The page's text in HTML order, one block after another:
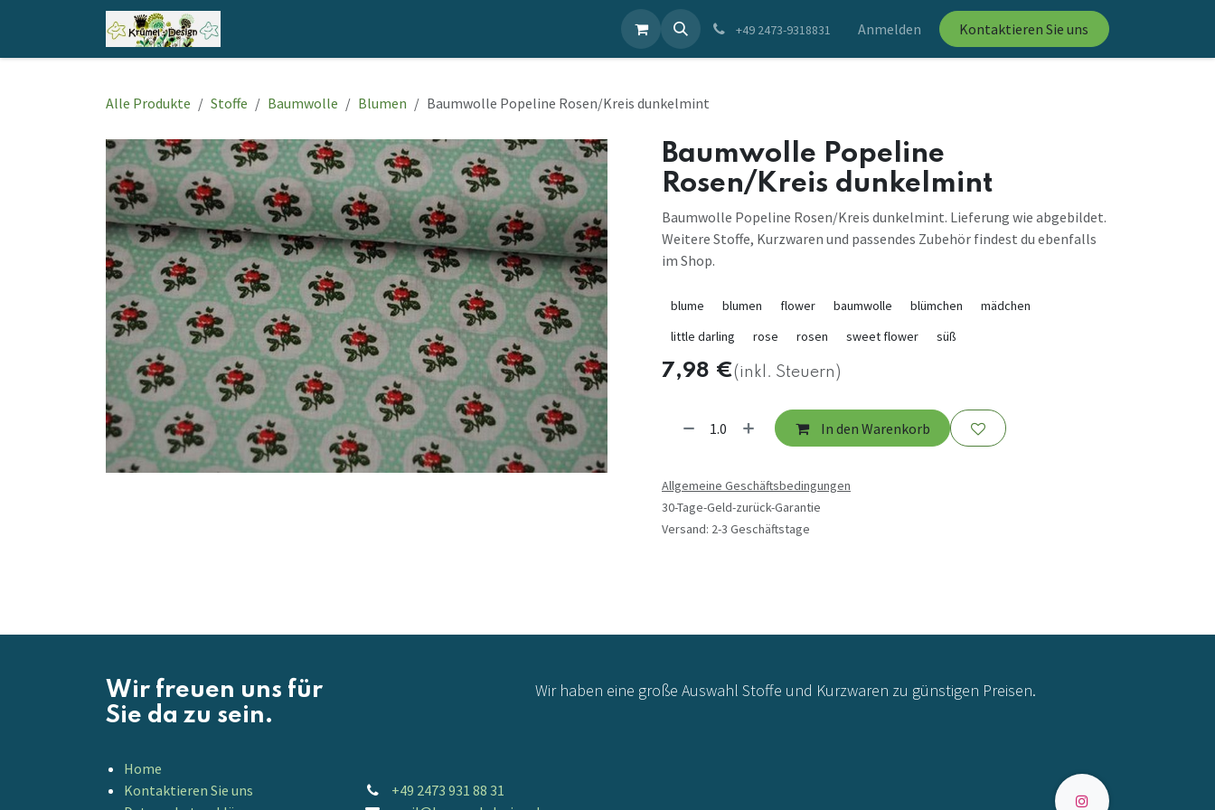
Zum Inhalt springen
+49 2473-9318831 Anmelden Kontaktieren Sie uns
Alle Produkte Stoffe Baumwolle Blumen Baumwolle Popeline Rosen/Kreis dunkelmint
Baumwolle Popeline
Rosen/Kreis dunkelmint
Baumwolle Popeline Rosen/Kreis dunkelmint. Lieferung wie abgebildet.
Weitere Stoffe, Kurzwaren und passendes Zubehör findest du ebenfalls
im Shop.
blume blumen flower baumwolle blümchen
mädchen
little darling
rose rosen sweet flower süß
7,98 €(inkl. Steuern)
In den Warenkorb
Allgemeine Geschäftsbedingungen
30-Tage-Geld-zurück-Garantie
Versand: 2-3 Geschäftstage
Wir freuen uns für
Sie da zu sein.
Wir haben eine große Auswahl Stoffe und Kurzwaren zu günstigen Preisen.
Home
Kontaktieren Sie uns
+49 2473 931 88 31